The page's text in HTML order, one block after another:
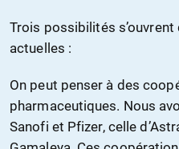
Trois possibilités
actuelles :
On peut penser à des
pharmaceutiques. Nous
Sanofi et Pfizer, celle